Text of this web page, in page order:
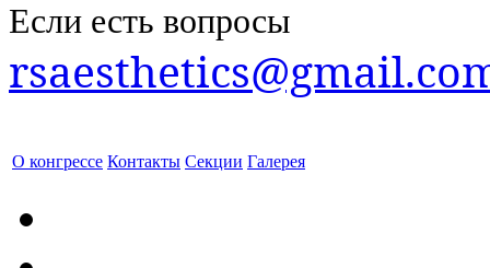
Если есть вопросы
О конгрессе Контакты Секции Галерея